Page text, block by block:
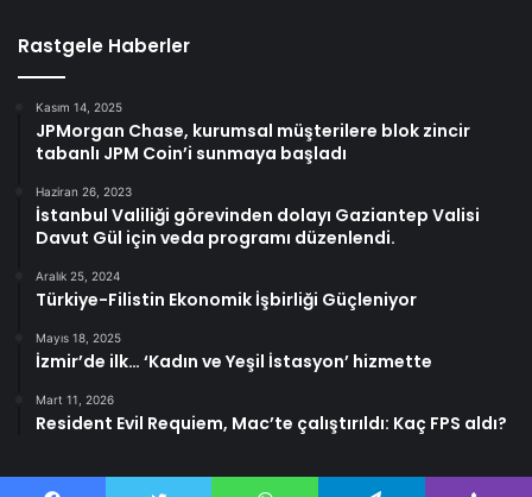
Rastgele Haberler
Kasım 14, 2025
JPMorgan Chase, kurumsal müşterilere blok zincir
tabanlı JPM Coin’i sunmaya başladı
Haziran 26, 2023
İstanbul Valiliği görevinden dolayı Gaziantep Valisi
Davut Gül için veda programı düzenlendi.
Aralık 25, 2024
Türkiye-Filistin Ekonomik İşbirliği Güçleniyor
Mayıs 18, 2025
İzmir’de ilk… ‘Kadın ve Yeşil İstasyon’ hizmette
Mart 11, 2026
Resident Evil Requiem, Mac’te çalıştırıldı: Kaç FPS aldı?